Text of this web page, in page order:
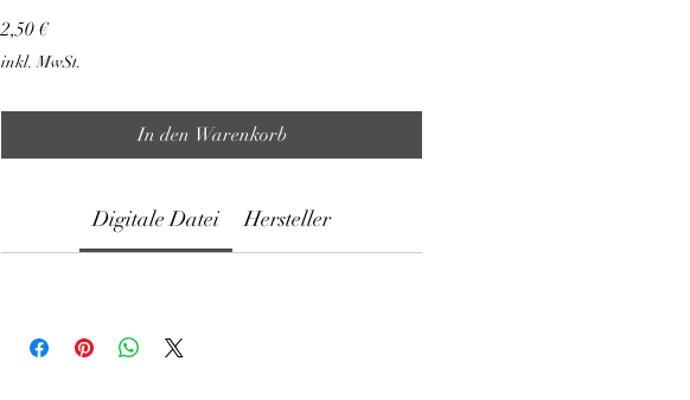
2,50 €Preis
inkl. MwSt.
In den Warenkorb
Digitale Datei Hersteller